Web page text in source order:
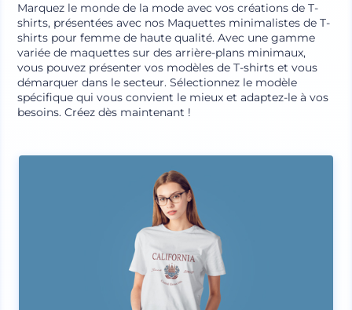
Marquez le monde de la mode avec vos créations de T-
shirts, présentées avec nos Maquettes minimalistes de T-
shirts pour femme de haute qualité. Avec une gamme
variée de maquettes sur des arrière-plans minimaux,
vous pouvez présenter vos modèles de T-shirts et vous
démarquer dans le secteur. Sélectionnez le modèle
spécifique qui vous convient le mieux et adaptez-le à vos
besoins. Créez dès maintenant !